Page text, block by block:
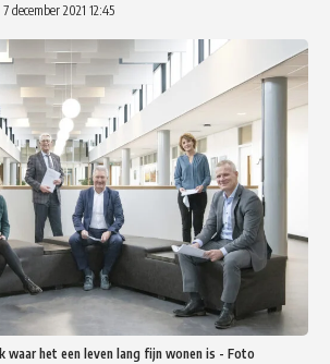
december 2021 12:45
waar het een leven lang fijn wonen is - Foto